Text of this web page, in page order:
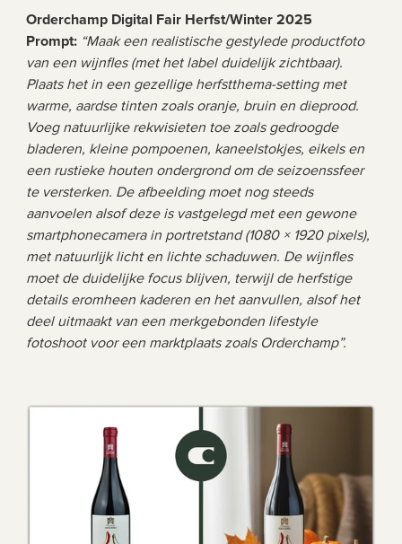
Orderchamp Digital Fair Herfst/Winter 2025
Prompt: “Maak een realistische gestylede productfoto
van een wijnfles (met het label duidelijk zichtbaar).
Plaats het in een gezellige herfstthema-setting met
warme, aardse tinten zoals oranje, bruin en dieprood.
Voeg natuurlijke rekwisieten toe zoals gedroogde
bladeren, kleine pompoenen, kaneelstokjes, eikels en
een rustieke houten ondergrond om de seizoenssfeer
te versterken. De afbeelding moet nog steeds
aanvoelen alsof deze is vastgelegd met een gewone
smartphonecamera in portretstand (1080 × 1920 pixels),
met natuurlijk licht en lichte schaduwen. De wijnfles
moet de duidelijke focus blijven, terwijl de herfstige
details eromheen kaderen en het aanvullen, alsof het
deel uitmaakt van een merkgebonden lifestyle
fotoshoot voor een marktplaats zoals Orderchamp”.